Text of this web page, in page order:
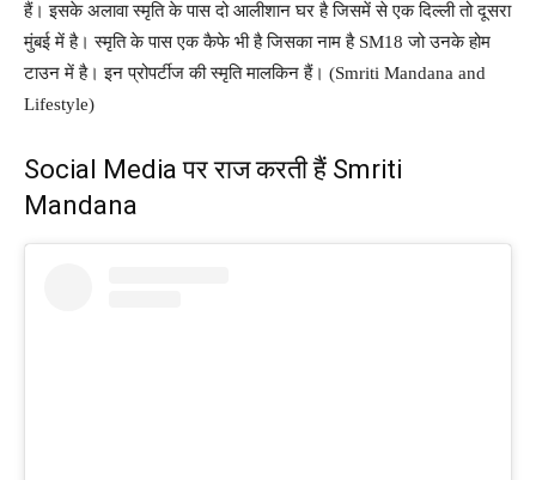
हैं। इसके अलावा स्मृति के पास दो आलीशान घर है जिसमें से एक दिल्ली तो दूसरा
मुंबई में है। स्मृति के पास एक कैफे भी है जिसका नाम है SM18 जो उनके होम
टाउन में है। इन प्रोपर्टीज की स्मृति मालकिन हैं। (Smriti Mandana and
Lifestyle)
Social Media पर राज करती हैं Smriti
Mandana